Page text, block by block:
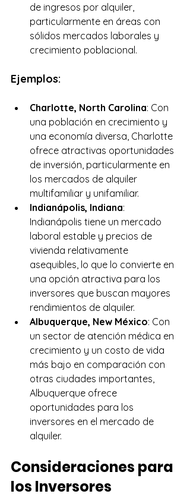
de ingresos por alquiler,
particularmente en áreas con
sólidos mercados laborales y
crecimiento poblacional.
Ejemplos:
Charlotte, North Carolina: Con
una población en crecimiento y
una economía diversa, Charlotte
ofrece atractivas oportunidades
de inversión, particularmente en
los mercados de alquiler
multifamiliar y unifamiliar.
Indianápolis, Indiana:
Indianápolis tiene un mercado
laboral estable y precios de
vivienda relativamente
asequibles, lo que lo convierte en
una opción atractiva para los
inversores que buscan mayores
rendimientos de alquiler.
Albuquerque, New México: Con
un sector de atención médica en
crecimiento y un costo de vida
más bajo en comparación con
otras ciudades importantes,
Albuquerque ofrece
oportunidades para los
inversores en el mercado de
alquiler.
Consideraciones para
los Inversores